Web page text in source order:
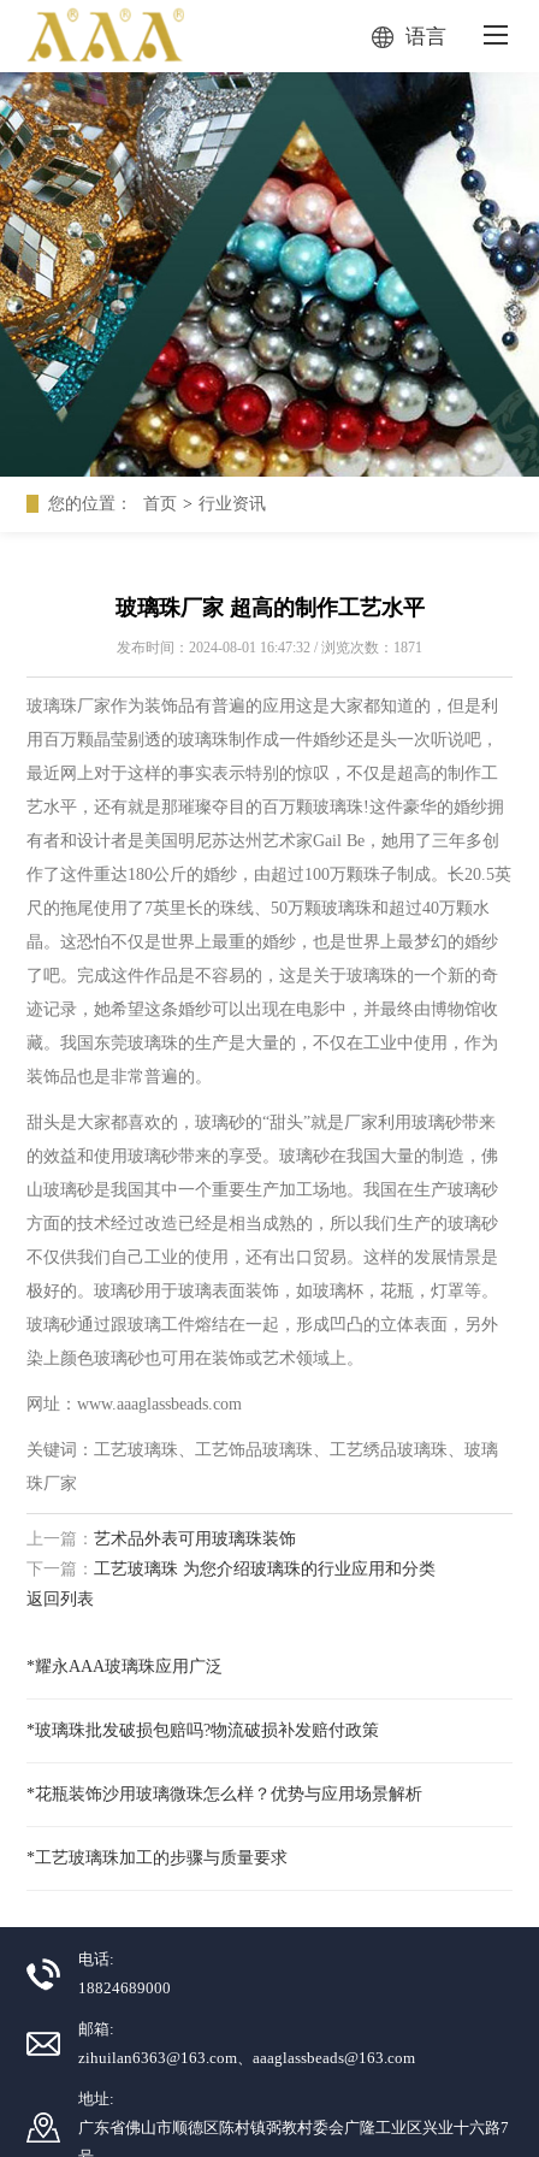
语言
您的位置： 首页 > 行业资讯
玻璃珠厂家 超高的制作工艺水平
发布时间：2024-08-01 16:47:32 / 浏览次数：1871
玻璃珠厂家作为装饰品有普遍的应用这是大家都知道的，但是利
用百万颗晶莹剔透的玻璃珠制作成一件婚纱还是头一次听说吧，
最近网上对于这样的事实表示特别的惊叹，不仅是超高的制作工
艺水平，还有就是那璀璨夺目的百万颗玻璃珠!这件豪华的婚纱拥
有者和设计者是美国明尼苏达州艺术家Gail Be，她用了三年多创
作了这件重达180公斤的婚纱，由超过100万颗珠子制成。长20.5英
尺的拖尾使用了7英里长的珠线、50万颗玻璃珠和超过40万颗水
晶。这恐怕不仅是世界上最重的婚纱，也是世界上最梦幻的婚纱
了吧。完成这件作品是不容易的，这是关于玻璃珠的一个新的奇
迹记录，她希望这条婚纱可以出现在电影中，并最终由博物馆收
藏。我国东莞玻璃珠的生产是大量的，不仅在工业中使用，作为
装饰品也是非常普遍的。
甜头是大家都喜欢的，玻璃砂的“甜头”就是厂家利用玻璃砂带来
的效益和使用玻璃砂带来的享受。玻璃砂在我国大量的制造，佛
山玻璃砂是我国其中一个重要生产加工场地。我国在生产玻璃砂
方面的技术经过改造已经是相当成熟的，所以我们生产的玻璃砂
不仅供我们自己工业的使用，还有出口贸易。这样的发展情景是
极好的。玻璃砂用于玻璃表面装饰，如玻璃杯，花瓶，灯罩等。
玻璃砂通过跟玻璃工件熔结在一起，形成凹凸的立体表面，另外
染上颜色玻璃砂也可用在装饰或艺术领域上。
网址：www.aaaglassbeads.com
关键词：工艺玻璃珠、工艺饰品玻璃珠、工艺绣品玻璃珠、玻璃
珠厂家
上一篇：艺术品外表可用玻璃珠装饰
返回列表
下一篇：工艺玻璃珠 为您介绍玻璃珠的行业应用和分类
*耀永AAA玻璃珠应用广泛
*玻璃珠批发破损包赔吗?物流破损补发赔付政策
*花瓶装饰沙用玻璃微珠怎么样？优势与应用场景解析
*工艺玻璃珠加工的步骤与质量要求
电话:
18824689000
邮箱:
zihuilan6363@163.com、aaaglassbeads@163.com
地址:
广东省佛山市顺德区陈村镇弼教村委会广隆工业区兴业十六路7